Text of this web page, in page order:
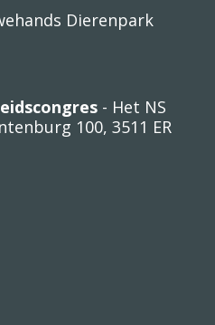
Dierenpark
- Het NS
100, 3511 ER